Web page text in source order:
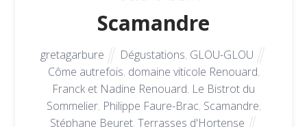
Scamandre
gretagarbure Dégustations, GLOU-GLOU
Côme autrefois, domaine viticole Renouard,
Franck et Nadine Renouard, Le Bistrot du
Sommelier, Philippe Faure-Brac, Scamandre,
Stéphane Beuret, Terrasses d'Hortense